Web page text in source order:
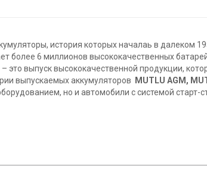
история которых началаь в далеком
более 6 миллионов высококачественных
это выпуск высококачественной продукции,
выпускаемых аккумуляторов
MUTLU AGM,
но и автомобили с системой